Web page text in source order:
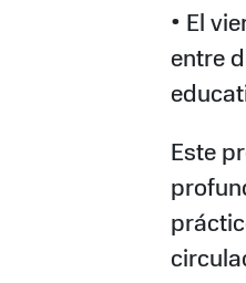
• El
entre
Este